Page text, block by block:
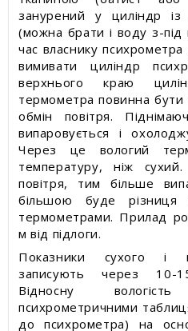
занурений у циліндр
(можна брати і воду з-
час власнику
вимивати циліндр
верхнього краю
термометра повинна
обмін повітря.
випаровується і
Через це вологий
температуру, ніж
повітря, тим більше
більшою буде
термометрами. Прилад
м від підлоги.
Показники сухого і
записують через 10-
Відносну
психрометричними
до психрометра) на